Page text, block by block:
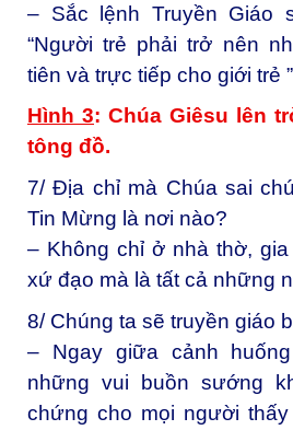
– Sắc lệnh Truyền Giáo
“Người trẻ phải trở nên
tiên và trực tiếp cho giới trẻ
Hình 3: Chúa Giêsu lên
tông đồ.
7/ Địa chỉ mà Chúa sai
Tin Mừng là nơi nào?
– Không chỉ ở nhà thờ,
xứ đạo mà là tất cả những
8/ Chúng ta sẽ truyền giáo
– Ngay giữa cảnh
những vui buồn sướng
chứng cho mọi người